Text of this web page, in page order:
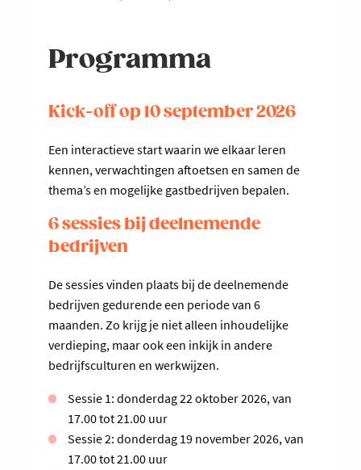
Programma
Kick-off op 10 september 2026
Een interactieve start waarin we elkaar leren
kennen, verwachtingen aftoetsen en samen de
thema’s en mogelijke gastbedrijven bepalen.
6 sessies bij deelnemende
bedrijven
De sessies vinden plaats bij de deelnemende
bedrijven gedurende een periode van 6
maanden. Zo krijg je niet alleen inhoudelijke
verdieping, maar ook een inkijk in andere
bedrijfsculturen en werkwijzen.
Sessie 1: donderdag 22 oktober 2026, van
17.00 tot 21.00 uur
Sessie 2: donderdag 19 november 2026, van
17.00 tot 21.00 uur